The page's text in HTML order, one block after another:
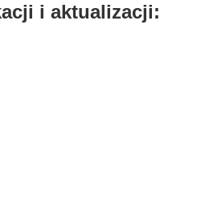
i aktualizacji: